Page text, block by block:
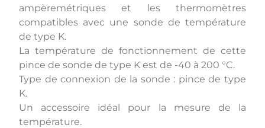
ampèremétriques et les thermomètres
compatibles avec une sonde de température
de type K.
La température de fonctionnement de cette
pince de sonde de type K est de -40 à 200 °C.
Type de connexion de la sonde : pince de type
K.
Un accessoire idéal pour la mesure de la
température.